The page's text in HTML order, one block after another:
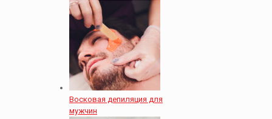
Восковая депиляция для
мужчин